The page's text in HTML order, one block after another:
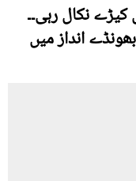
نکال رہی۔۔
انداز میں